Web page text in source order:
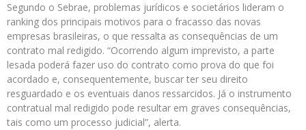
Segundo o Sebrae, problemas jurídicos e societários lideram o
ranking dos principais motivos para o fracasso das novas
empresas brasileiras, o que ressalta as consequências de um
contrato mal redigido. “Ocorrendo algum imprevisto, a parte
lesada poderá fazer uso do contrato como prova do que foi
acordado e, consequentemente, buscar ter seu direito
resguardado e os eventuais danos ressarcidos. Já o instrumento
contratual mal redigido pode resultar em graves consequências,
tais como um processo judicial”, alerta.